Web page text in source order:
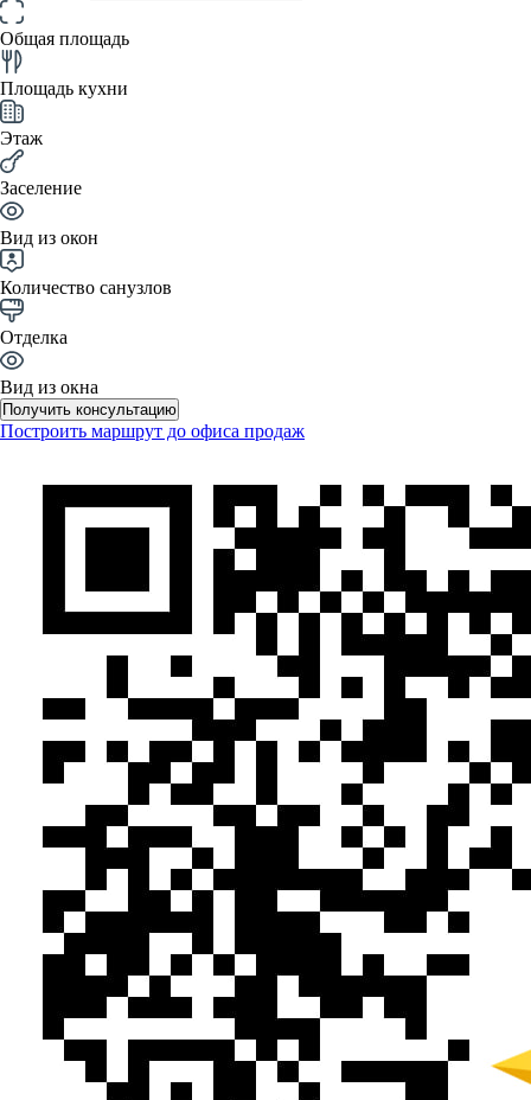
Общая площадь
Площадь кухни
Этаж
Заселение
Вид из окон
Количество санузлов
Отделка
Вид из окна
Получить консультацию
Построить маршрут до офиса продаж